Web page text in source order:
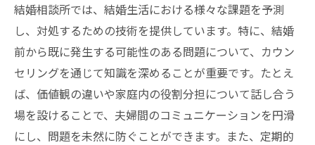
結婚相談所では、結婚生活における様々な課題を予測
し、対処するための技術を提供しています。特に、結婚
前から既に発生する可能性のある問題について、カウン
セリングを通じて知識を深めることが重要です。たとえ
ば、価値観の違いや家庭内の役割分担について話し合う
場を設けることで、夫婦間のコミュニケーションを円滑
にし、問題を未然に防ぐことができます。また、定期的